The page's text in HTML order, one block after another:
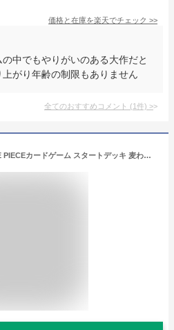
価格と在庫を楽天でチェック >>
中でもやりがいのある大作だと
がり年齢の制限もありません
全てのおすすめコメント (1件) >
バンダイ (BANDAI) ONE PIECEカードゲーム スタートデッキ 麦わらの一味【ST-01】